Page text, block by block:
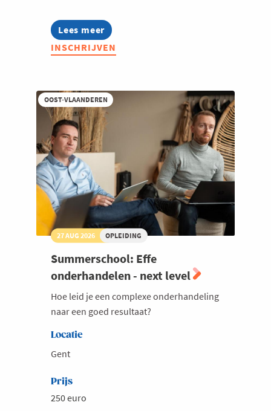
Lees meer
about
Jong
Voka
Roots.
Reinvented.
INSCHRIJVEN
OOST-VLAANDEREN
27 AUG 2026 OPLEIDING
Summerschool: Effe
onderhandelen - next level
Hoe leid je een complexe onderhandeling
naar een goed resultaat?
Locatie
Gent
Prijs
250 euro